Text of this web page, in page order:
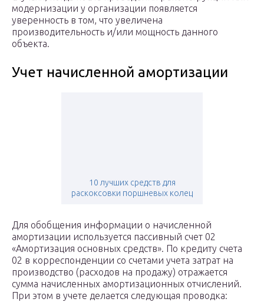
модернизации у организации появляется
уверенность в том, что увеличена
производительность и/или мощность данного
объекта.
Учет начисленной амортизации
10 лучших средств для
раскоксовки поршневых колец
Для обобщения информации о начисленной
амортизации используется пассивный счет 02
«Амортизация основных средств». По кредиту счета
02 в корреспонденции со счетами учета затрат на
производство (расходов на продажу) отражается
сумма начисленных амортизационных отчислений.
При этом в учете делается следующая проводка: